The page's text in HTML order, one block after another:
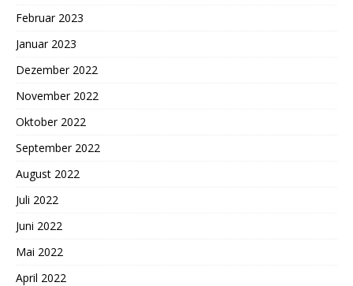
Februar 2023
Januar 2023
Dezember 2022
November 2022
Oktober 2022
September 2022
August 2022
Juli 2022
Juni 2022
Mai 2022
April 2022